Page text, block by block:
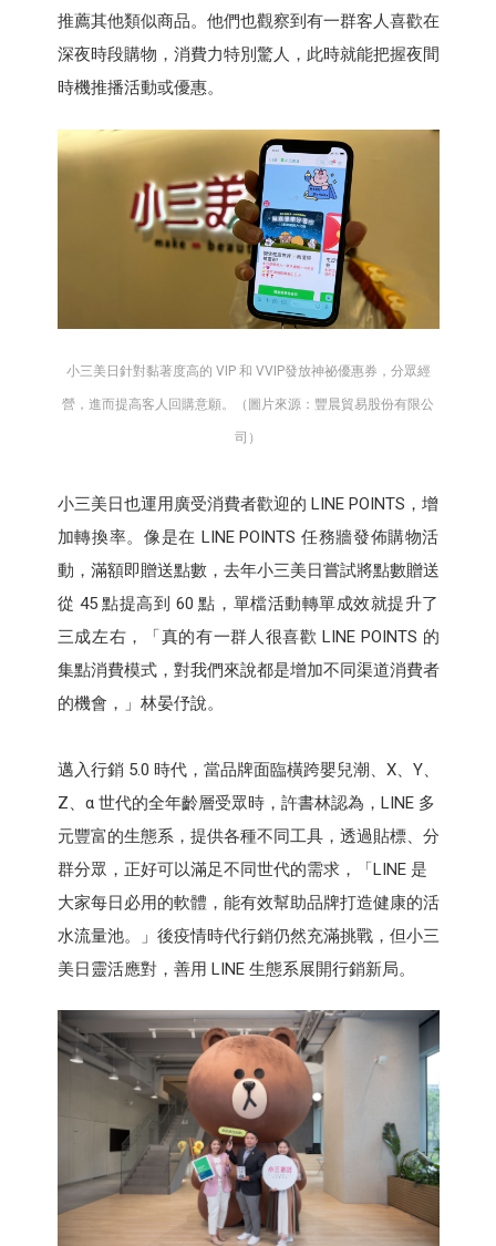
推薦其他類似商品。他們也觀察到有一群客人喜歡在
深夜時段購物，消費力特別驚人，此時就能把握夜間
時機推播活動或優惠。
小三美日針對黏著度高的 VIP 和 VVIP發放神祕優惠券，分眾經
營，進而提高客人回購意願。（圖片來源：豐晨貿易股份有限公
司）
小三美日也運用廣受消費者歡迎的 LINE POINTS，增
加轉換率。像是在 LINE POINTS 任務牆發佈購物活
動，滿額即贈送點數，去年小三美日嘗試將點數贈送
從 45 點提高到 60 點，單檔活動轉單成效就提升了
三成左右，「真的有一群人很喜歡 LINE POINTS 的
集點消費模式，對我們來說都是增加不同渠道消費者
的機會，」林晏伃說。
邁入行銷 5.0 時代，當品牌面臨橫跨嬰兒潮、X、Y、
Z、α 世代的全年齡層受眾時，許書林認為，LINE 多
元豐富的生態系，提供各種不同工具，透過貼標、分
群分眾，正好可以滿足不同世代的需求，「LINE 是
大家每日必用的軟體，能有效幫助品牌打造健康的活
水流量池。」後疫情時代行銷仍然充滿挑戰，但小三
美日靈活應對，善用 LINE 生態系展開行銷新局。